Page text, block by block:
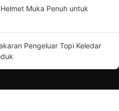
Muka Penuh untuk
Pengeluar Topi Keledar